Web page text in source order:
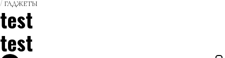
ГАДЖЕТЫ
test
test